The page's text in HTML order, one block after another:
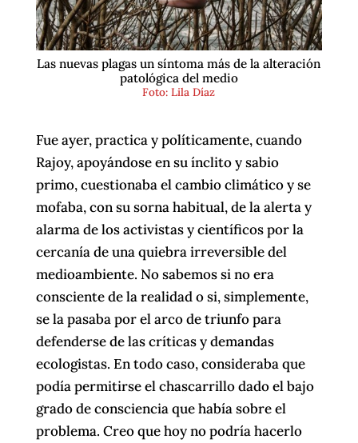
Las nuevas plagas un síntoma más de la alteración
patológica del medio
Foto: Lila Díaz
Fue ayer, practica y políticamente, cuando
Rajoy, apoyándose en su ínclito y sabio
primo, cuestionaba el cambio climático y se
mofaba, con su sorna habitual, de la alerta y
alarma de los activistas y científicos por la
cercanía de una quiebra irreversible del
medioambiente. No sabemos si no era
consciente de la realidad o si, simplemente,
se la pasaba por el arco de triunfo para
defenderse de las críticas y demandas
ecologistas. En todo caso, consideraba que
podía permitirse el chascarrillo dado el bajo
grado de consciencia que había sobre el
problema. Creo que hoy no podría hacerlo